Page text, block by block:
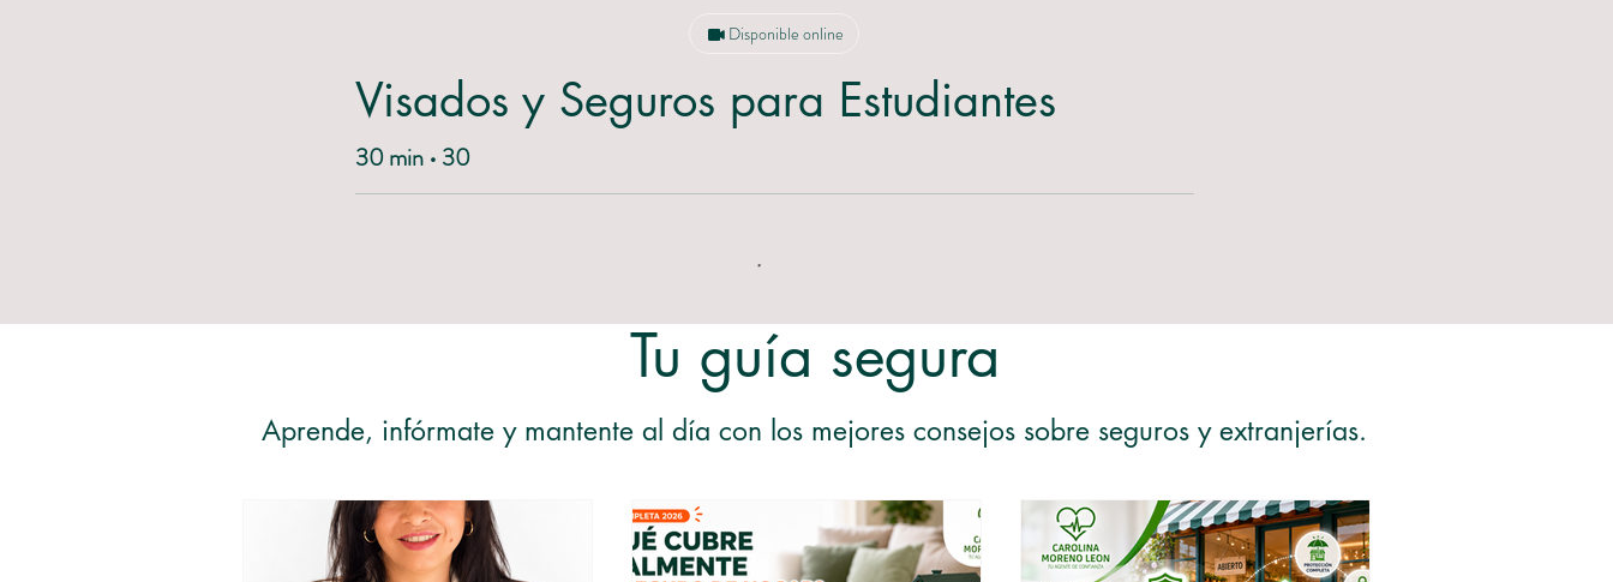
Disponible online
Visados y Seguros para Estudiantes
30 min • 30
Tu guía segura
Aprende, infórmate y mantente al día con los mejores consejos sobre seguros y extranjerías.